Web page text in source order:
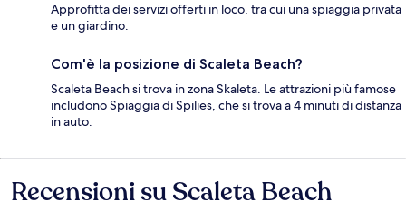
Approfitta dei servizi offerti in loco, tra cui una spiaggia privata
e un giardino.
Com'è la posizione di Scaleta Beach?
Scaleta Beach si trova in zona Skaleta. Le attrazioni più famose
includono Spiaggia di Spilies, che si trova a 4 minuti di distanza
in auto.
Recensioni
Recensioni su Scaleta Beach